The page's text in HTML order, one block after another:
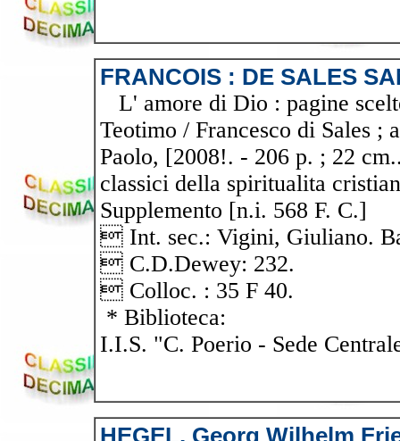
FRANCOIS : DE SALES
L' amore di Dio : pagine
Teotimo / Francesco di Sales
Paolo, [2008!. - 206 p. ; 22
classici della spiritualita
Supplemento [n.i. 568 F. C.]
 Int. sec.: Vigini, Giuliano.
 C.D.Dewey: 232.
 Colloc. : 35 F 40.
* Biblioteca:
I.I.S. "C. Poerio - Sede
HEGEL, Georg Wilhelm